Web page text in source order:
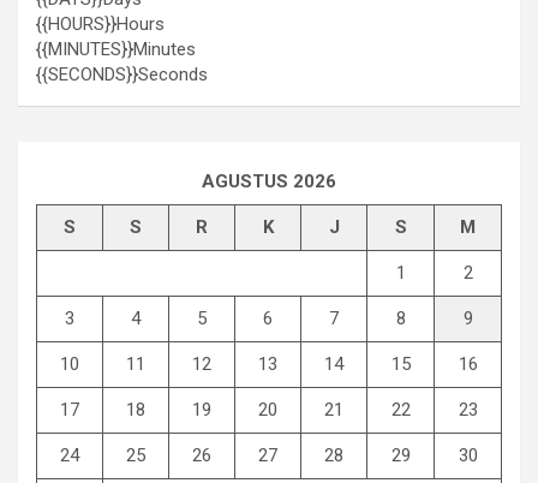
{{HOURS}}Hours
{{MINUTES}}Minutes
{{SECONDS}}Seconds
AGUSTUS 2026
S S R K J S M
1 2
3 4 5 6 7 8 9
10 11 12 13 14 15 16
17 18 19 20 21 22 23
24 25 26 27 28 29 30